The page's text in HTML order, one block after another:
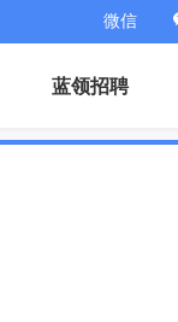
微信
蓝领招聘